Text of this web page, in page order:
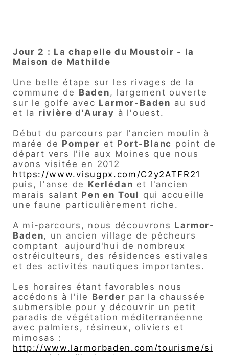
Jour 2 : La chapelle du Moustoir - la
Maison de Mathilde
Une belle étape sur les rivages de la
commune de Baden, largement ouverte
sur le golfe avec Larmor-Baden au sud
et la rivière d'Auray à l'ouest.
Début du parcours par l'ancien moulin à
marée de Pomper et Port-Blanc point de
départ vers l'ile aux Moines que nous
avons visitée en 2012
https://www.visugpx.com/C2y2ATFR21
puis, l'anse de Kerlédan et l'ancien
marais salant Pen en Toul qui accueille
une faune particulièrement riche.
A mi-parcours, nous découvrons Larmor-
Baden, un ancien village de pêcheurs
comptant aujourd'hui de nombreux
ostréiculteurs, des résidences estivales
et des activités nautiques importantes.
Les horaires étant favorables nous
accédons à l'ile Berder par la chaussée
submersible pour y découvrir un petit
paradis de végétation méditerranéenne
avec palmiers, résineux, oliviers et
mimosas :
http://www.larmorbaden.com/tourisme/si